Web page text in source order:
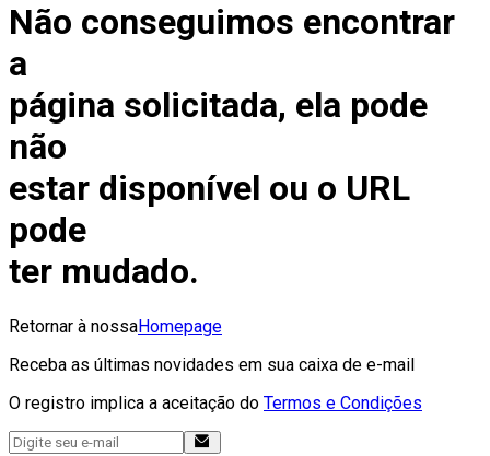
Não conseguimos encontrar
a
página solicitada, ela pode
não
estar disponível ou o URL
pode
ter mudado.
Retornar à nossaHomepage
Receba as últimas novidades em sua caixa de e-mail
O registro implica a aceitação do Termos e Condições